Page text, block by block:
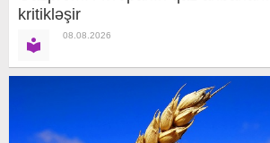
kritikləşir
08.08.2026